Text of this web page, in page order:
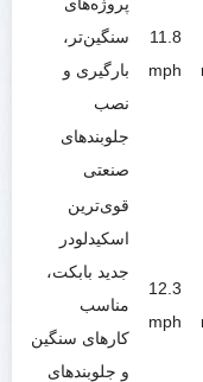
11.8
mph
سنگین‌تر،
بارگیری و
نصب
جلوبندهای
صنعتی
12.3
mph
قوی‌ترین
اسکیدلودر
جدید بابکت،
مناسب
کارهای سنگین
و جلوبندهای